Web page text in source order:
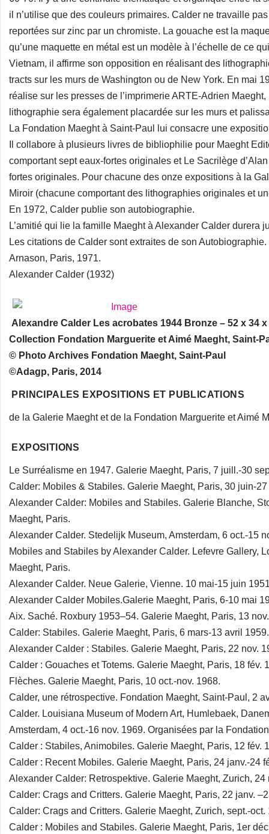
il n’utilise que des couleurs primaires. Calder ne travaille
reportées sur zinc par un chromiste. La gouache est la
qu’une maquette en métal est un modèle à l’échelle de ce
Vietnam, il affirme son opposition en réalisant des
tracts sur les murs de Washington ou de New York. En mai
réalise sur les presses de l’imprimerie ARTE-Adrien
lithographie sera également placardée sur les murs et
La Fondation Maeght à Saint-Paul lui consacre une
Il collabore à plusieurs livres de bibliophilie pour Maeght
comportant sept eaux-fortes originales et Le Sacrilège
fortes originales. Pour chacune des onze expositions à la
Miroir (chacune comportant des lithographies originales et
En 1972, Calder publie son autobiographie.
L’amitié qui lie la famille Maeght à Alexander Calder durera
Les citations de Calder sont extraites de son
Arnason, Paris, 1971.
Alexander Calder (1932)
Alexandre Calder Les acrobates 1944 Bronze – 52 x 34 x
Collection Fondation Marguerite et Aimé Maeght, Saint-
© Photo Archives Fondation Maeght, Saint-Paul
©Adagp, Paris, 2014
PRINCIPALES EXPOSITIONS ET PUBLICATIONS
de la Galerie Maeght et de la Fondation Marguerite et Aimé
EXPOSITIONS
Le Surréalisme en 1947. Galerie Maeght, Paris, 7 juill.-30
Calder: Mobiles & Stabiles. Galerie Maeght, Paris, 30 juin-
Alexander Calder: Mobiles and Stabiles. Galerie Blanche,
Maeght, Paris.
Alexander Calder. Stedelijk Museum, Amsterdam, 6 oct.-15
Mobiles and Stabiles by Alexander Calder. Lefevre Gallery,
Maeght, Paris.
Alexander Calder. Neue Galerie, Vienne. 10 mai-15 juin
Alexander Calder Mobiles.Galerie Maeght, Paris, 6-10 mai
Aix. Saché. Roxbury 1953–54. Galerie Maeght, Paris, 13
Calder: Stabiles. Galerie Maeght, Paris, 6 mars-13 avril 1959.
Alexander Calder : Stabiles. Galerie Maeght, Paris, 22 nov.
Calder : Gouaches et Totems. Galerie Maeght, Paris, 18 fév.
Flèches. Galerie Maeght, Paris, 10 oct.-nov. 1968.
Calder, une rétrospective. Fondation Maeght, Saint-Paul, 2
Calder. Louisiana Museum of Modern Art, Humlebaek,
Amsterdam, 4 oct.-16 nov. 1969. Organisées par la
Calder : Stabiles, Animobiles. Galerie Maeght, Paris, 12 fév.
Calder : Recent Mobiles. Galerie Maeght, Paris, 24 janv.-24
Alexander Calder: Retrospektive. Galerie Maeght, Zurich, 24
Calder: Crags and Critters. Galerie Maeght, Paris, 22 janv.
Calder: Crags and Critters. Galerie Maeght, Zurich, sept.-oct.
Calder : Mobiles and Stabiles. Galerie Maeght, Paris, 1er